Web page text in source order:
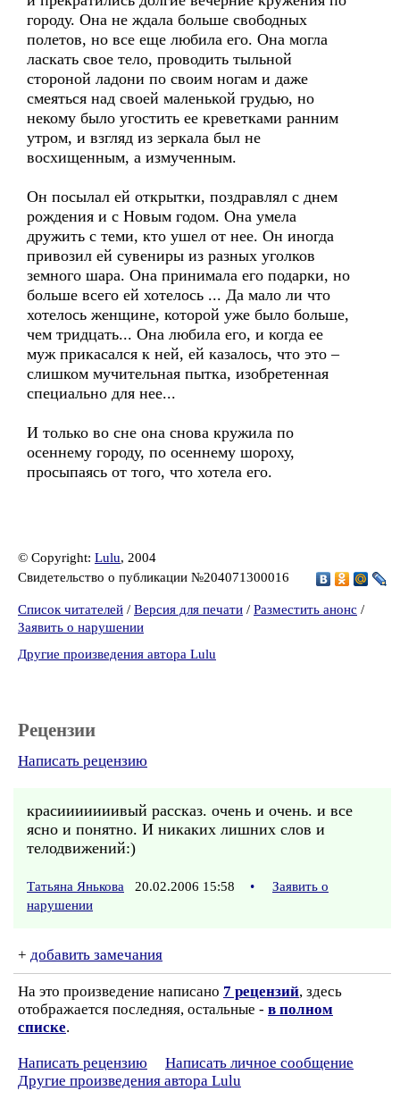
городу. Она не ждала больше свободных
полетов, но все еще любила его. Она могла
ласкать свое тело, проводить тыльной
стороной ладони по своим ногам и даже
смеяться над своей маленькой грудью, но
некому было угостить ее креветками ранним
утром, и взгляд из зеркала был не
восхищенным, а измученным.
Он посылал ей открытки, поздравлял с днем
рождения и с Новым годом. Она умела
дружить с теми, кто ушел от нее. Он иногда
привозил ей сувениры из разных уголков
земного шара. Она принимала его подарки, но
больше всего ей хотелось ... Да мало ли что
хотелось женщине, которой уже было больше,
чем тридцать... Она любила его, и когда ее
муж прикасался к ней, ей казалось, что это –
слишком мучительная пытка, изобретенная
специально для нее...
И только во сне она снова кружила по
осеннему городу, по осеннему шороху,
просыпаясь от того, что хотела его.
© Copyright: Lulu, 2004
Свидетельство о публикации №204071300016
Список читателей / Версия для печати / Разместить анонс /
Заявить о нарушении
Другие произведения автора Lulu
Рецензии
Написать рецензию
красииииииивый рассказ. очень и очень. и все
ясно и понятно. И никаких лишних слов и
телодвижений:)
Татьяна Янькова 20.02.2006 15:58 •
Заявить о
нарушении
+ добавить замечания
На это произведение написано 7 рецензий, здесь
отображается последняя, остальные - в полном
списке.
Написать рецензию
Написать личное сообщение
Другие произведения автора Lulu